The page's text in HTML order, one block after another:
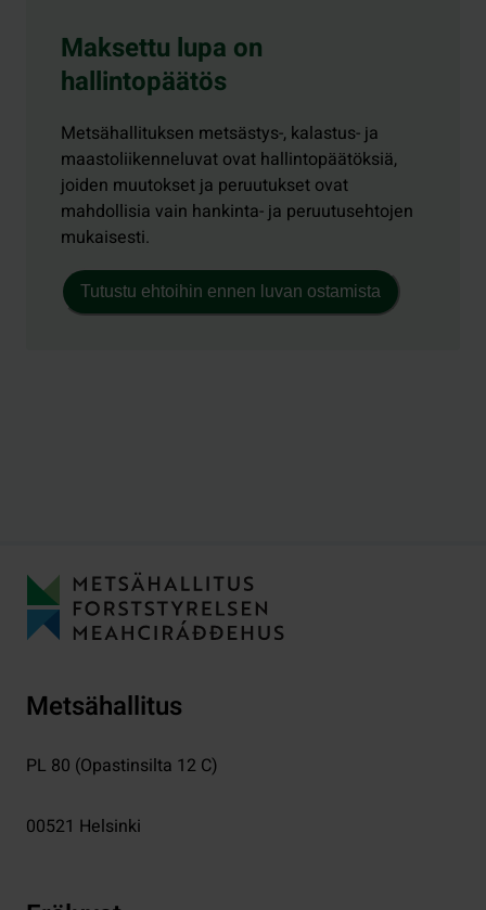
Maksettu lupa on
hallintopäätös
Metsähallituksen metsästys-, kalastus- ja
maastoliikenneluvat ovat hallintopäätöksiä,
joiden muutokset ja peruutukset ovat
mahdollisia vain hankinta- ja peruutusehtojen
mukaisesti.
Tutustu ehtoihin ennen luvan ostamista
Metsähallitus
PL 80 (Opastinsilta 12 C)
00521 Helsinki